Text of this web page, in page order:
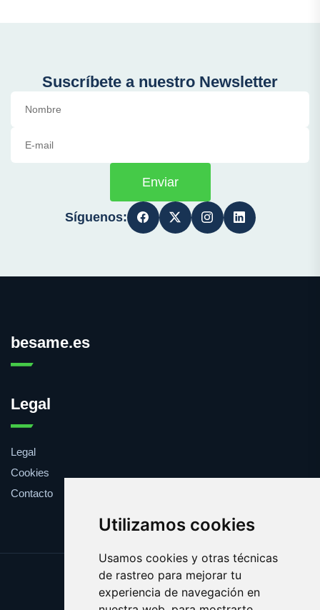
Utilizamos cookies
Usamos cookies y otras técnicas
de rastreo para mejorar tu
experiencia de navegación en
Suscríbete a nuestro Newsletter
Enviar
Síguenos:
besame.es
Legal
Legal
Cookies
Contacto
Update cookies preferences
Copyright © 2025 besame.es